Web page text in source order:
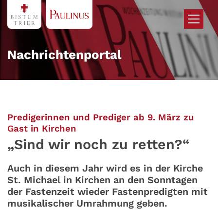
Zum Inhalt springen
Nachrichtenportal
Predigerinnen und Prediger ab 9. März zu
Gast in Kirchen
„Sind wir noch zu retten?“
Auch in diesem Jahr wird es in der Kirche
St. Michael in Kirchen an den Sonntagen
der Fastenzeit wieder Fastenpredigten mit
musikalischer Umrahmung geben.